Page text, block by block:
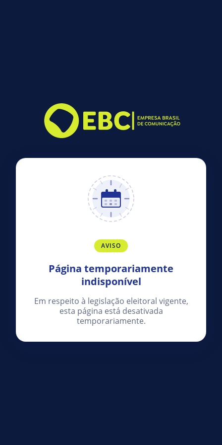
AVISO
Página temporariamente
indisponível
Em respeito à legislação eleitoral vigente,
esta página está desativada
temporariamente.